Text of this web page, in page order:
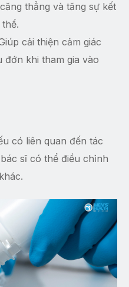
thẳng và tăng sự kết
cải thiện cảm giác
đớn khi tham gia vào
có liên quan đến tác
sĩ có thể điều chỉnh